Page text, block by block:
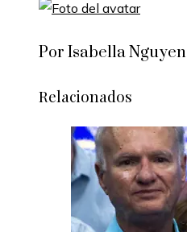
Por Isabella Nguyen
Relacionados